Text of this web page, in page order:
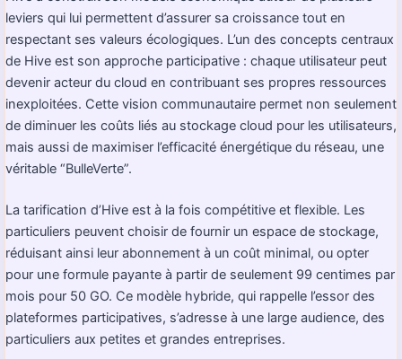
leviers qui lui permettent d’assurer sa croissance tout en
respectant ses valeurs écologiques. L’un des concepts centraux
de Hive est son approche participative : chaque utilisateur peut
devenir acteur du cloud en contribuant ses propres ressources
inexploitées. Cette vision communautaire permet non seulement
de diminuer les coûts liés au stockage cloud pour les utilisateurs,
mais aussi de maximiser l’efficacité énergétique du réseau, une
véritable “BulleVerte”.
La tarification d’Hive est à la fois compétitive et flexible. Les
particuliers peuvent choisir de fournir un espace de stockage,
réduisant ainsi leur abonnement à un coût minimal, ou opter
pour une formule payante à partir de seulement 99 centimes par
mois pour 50 GO. Ce modèle hybride, qui rappelle l’essor des
plateformes participatives, s’adresse à une large audience, des
particuliers aux petites et grandes entreprises.